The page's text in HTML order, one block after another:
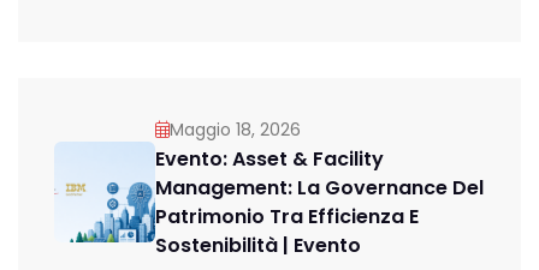
Maggio 18, 2026
Evento: Asset & Facility
Management: La Governance Del
Patrimonio Tra Efficienza E
Sostenibilità | Evento